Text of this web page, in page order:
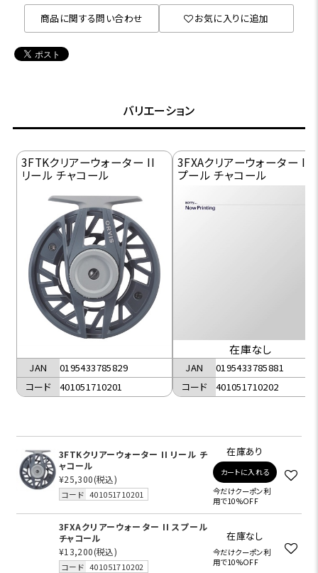
商品に関する問い合わせ お気に入りに追加
バリエーション
3FTKクリアーウォーター II
リール チャコール
JAN
0195433785829
コード
401051710201
3FXAクリアーウォーター II
プール チャコール
在庫なし
JAN
0195433785881
コード
401051710202
3FTKクリアーウォーター II リール チ
ャコール
¥25,300(税込)
コード 401051710201
在庫あり
カートに入れる
今だけクーポン利
用で10%OFF
3FXAクリアーウォーター II スプール
チャコール
¥13,200(税込)
コード 401051710202
在庫なし
今だけクーポン利
用で10%OFF